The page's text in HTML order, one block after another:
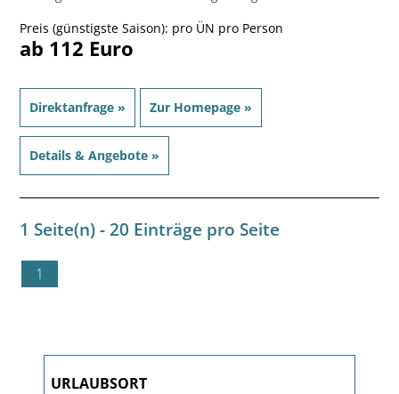
Preis (günstigste Saison): pro ÜN pro Person
ab 112 Euro
Direktanfrage » Zur Homepage »
Details & Angebote »
1 Seite(n) - 20 Einträge pro Seite
1
URLAUBSORT